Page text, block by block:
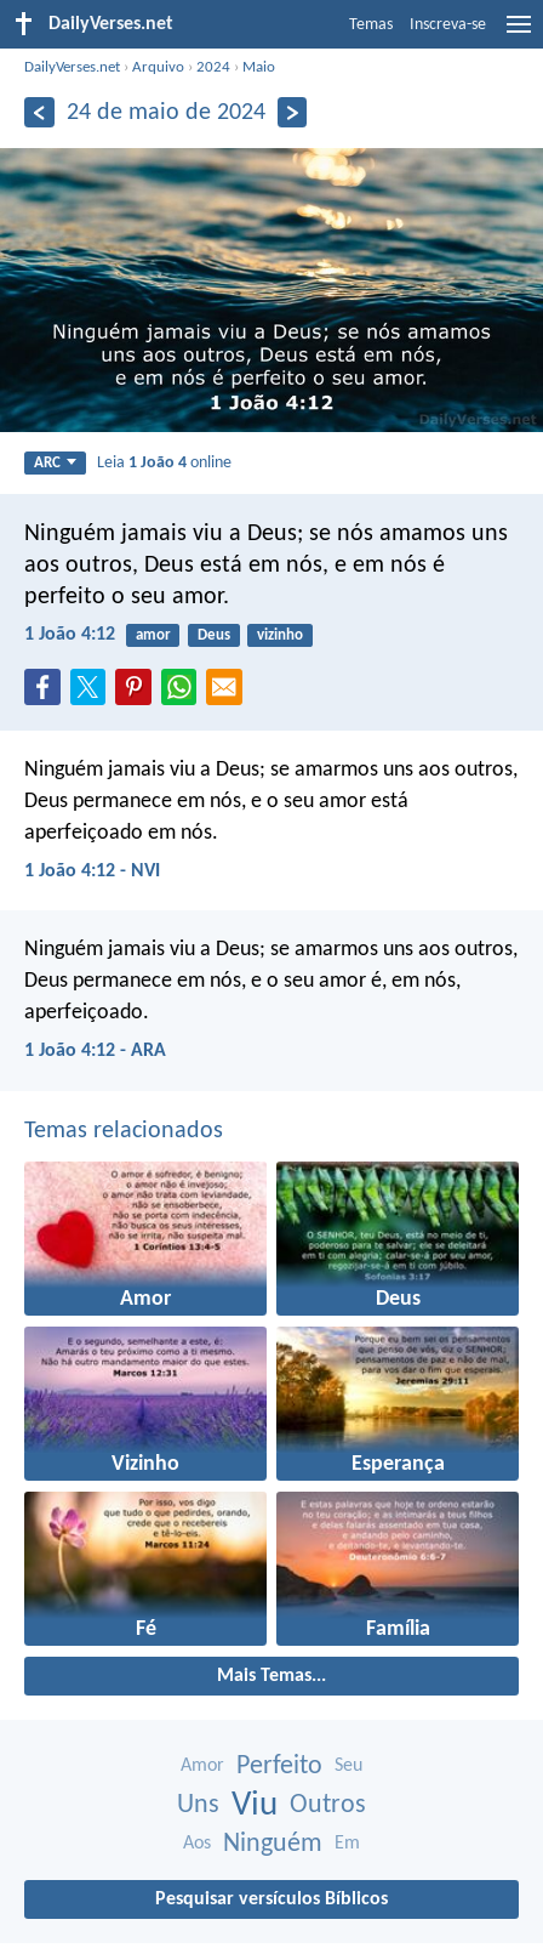
DailyVerses.net Temas Inscreva-se
DailyVerses.net ›Arquivo ›2024 › Maio
24 de maio de 2024
ARC Leia 1 João 4 online
Ninguém jamais viu a Deus; se nós amamos uns
aos outros, Deus está em nós, e em nós é
perfeito o seu amor.
1 João 4:12 amor Deus vizinho
Ninguém jamais viu a Deus; se amarmos uns aos outros,
Deus permanece em nós, e o seu amor está
aperfeiçoado em nós.
1 João 4:12 - NVI
Ninguém jamais viu a Deus; se amarmos uns aos outros,
Deus permanece em nós, e o seu amor é, em nós,
aperfeiçoado.
1 João 4:12 - ARA
Temas relacionados
Amor Deus
Vizinho Esperança
Fé Família
Mais Temas...
Amor Perfeito Seu
Uns Viu Outros
Aos Ninguém Em
Pesquisar versículos Bíblicos